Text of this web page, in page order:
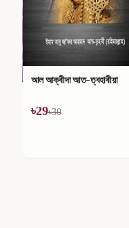
আল আক্বীদা আত-ত্বহাবীয়া
৳29৳30